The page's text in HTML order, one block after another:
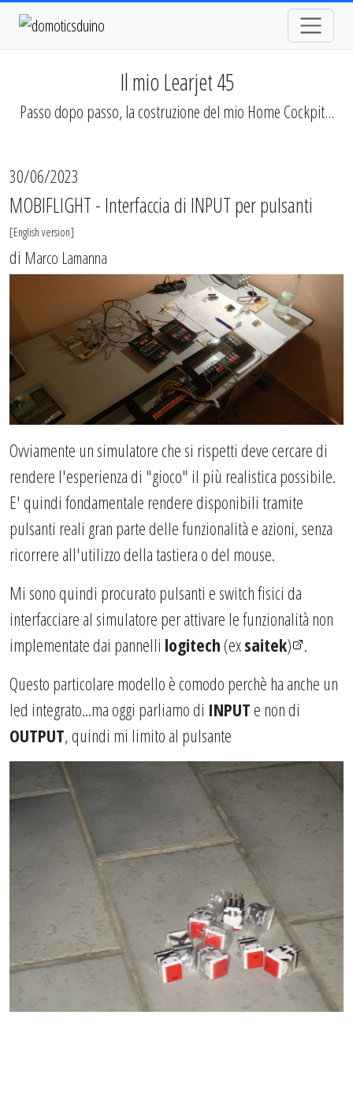
Il mio Learjet 45
Passo dopo passo, la costruzione del mio Home Cockpit...
30/06/2023
MOBIFLIGHT - Interfaccia di INPUT per pulsanti
[English version]
di Marco Lamanna
Ovviamente un simulatore che si rispetti deve cercare di
rendere l'esperienza di "gioco" il più realistica possibile.
E' quindi fondamentale rendere disponibili tramite
pulsanti reali gran parte delle funzionalità e azioni, senza
ricorrere all'utilizzo della tastiera o del mouse.
Mi sono quindi procurato pulsanti e switch fisici da
interfacciare al simulatore per attivare le funzionalità non
implementate dai pannelli logitech (exsaitek) .
Questo particolare modello è comodo perchè ha anche un
led integrato...ma oggi parliamo di INPUT e non di
OUTPUT, quindi mi limito al pulsante